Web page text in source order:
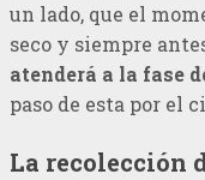
un lado, que el
seco y siempre
atenderá a la fase
paso de esta por el
La recolección